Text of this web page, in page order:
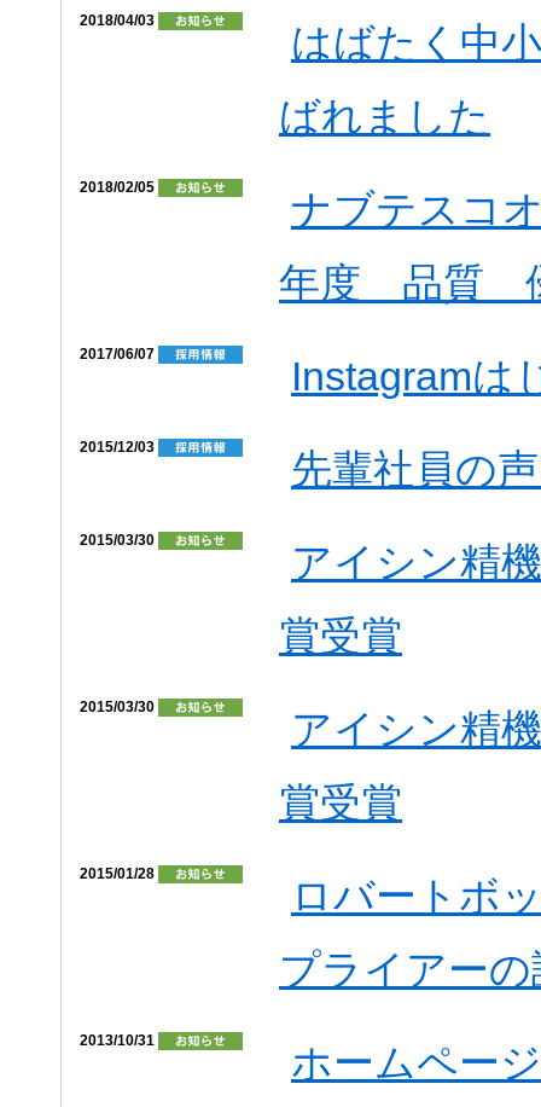
2018/04/03
はばたく中
ばれました
2018/02/05
ナブテスコ
年度 品質
2017/06/07 Instagramは
2015/12/03 先輩社員の
2015/03/30
アイシン精
賞受賞
2015/03/30
アイシン精
賞受賞
2015/01/28
ロバートボ
プライアー
2013/10/31 ホームペー